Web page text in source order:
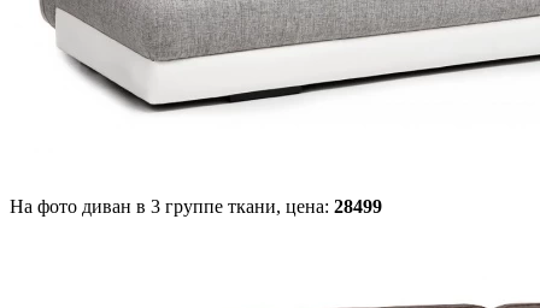
На фото диван в 3 группе ткани, цена: 28499